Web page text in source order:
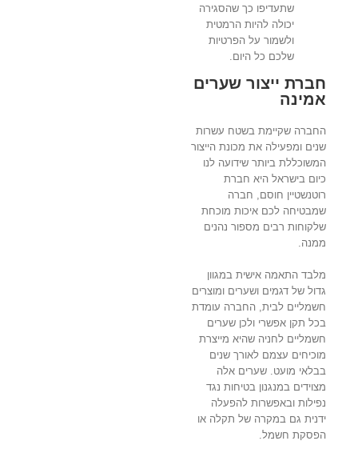
שתעדיפו כך שהסגירה
יכולה להיות הרמטית
ולשמור על הפרטיות
שלכם כל היום.
חברת ייצור שערים
אמינה
החברה שקיימת בשטח עשרות
שנים ומפעילה את מכונת הייצור
המשוכללת ביותר שידועה לנו
כיום בישראל היא חברת
רוטנשטיין חוסם, חברה
שמבטיחה לכם איכות מוכחת
שלקוחות רבים מספור נהנים
ממנה.
מלבד התאמה אישית במגוון
גדול של דגמים ושערים ומוצרים
חשמליים לבית, החברה עומדת
בכל תקן אפשרי ולכן שערים
חשמליים לחניה שהיא מייצרת
מוכיחים עצמם לאורך שנים
בבלאי מועט. שערים אלה
מצוידים במנגנון בטיחות נגד
נפילות ובאפשרות להפעלה
ידנית גם במקרה של תקלה או
הפסקת חשמל.